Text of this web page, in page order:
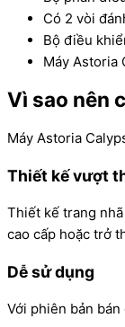
Có 2 vòi
Bộ điều
Máy Astoria
Vì sao nên
Máy Astoria
Thiết kế vượt
Thiết kế trang
cao cấp hoặc trở
Dễ sử dụng
Với phiên bản